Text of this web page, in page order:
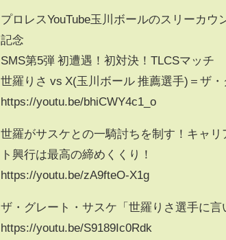
プロレスYouTube玉川ボールのスリーカ
記念
SMS第5弾 初遭遇！初対決！TLCSマッチ
世羅りさ vs X(玉川ボール 推薦選手)＝ザ
https://youtu.be/bhiCWY4c1_o
世羅がサスケとの一騎討ちを制す！キャ
ト興行は最高の締めくくり！
https://youtu.be/zA9fteO-X1g
ザ・グレート・サスケ「世羅りさ選手に言
https://youtu.be/S9189Ic0Rdk